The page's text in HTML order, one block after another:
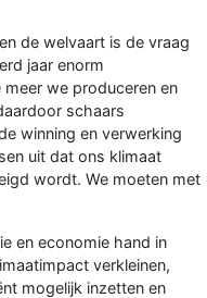
de welvaart is de vraag
jaar enorm
we produceren en
schaars
winning en verwerking
uit dat ons klimaat
wordt. We moeten met
en economie hand in
verkleinen,
mogelijk inzetten en